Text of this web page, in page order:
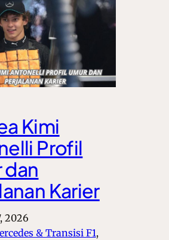
Kimi
Profil
dan
Karier
2026
& Transisi F1 ,